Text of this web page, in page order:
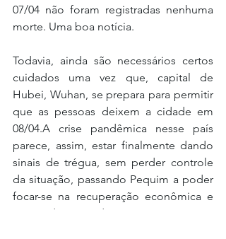
07/04 não foram registradas nenhuma
morte. Uma boa notícia.
Todavia, ainda são necessários certos
cuidados uma vez que, capital de
Hubei, Wuhan, se prepara para permitir
que as pessoas deixem a cidade em
08/04.A crise pandêmica nesse país
parece, assim, estar finalmente dando
sinais de trégua, sem perder controle
da situação, passando Pequim a poder
focar-se na recuperação econômica e
na ajuda aos demais países agora